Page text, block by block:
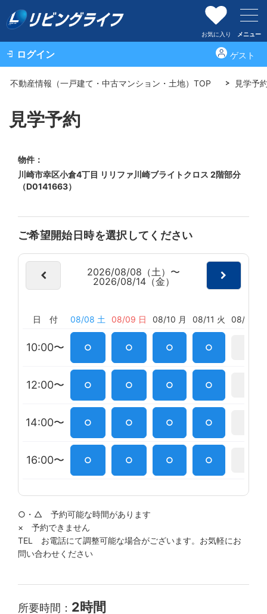
お気に入り メニュー
ログイン ゲスト
不動産情報（一戸建て・中古マンション・土地）TOP 見学予
見学予約
物件：
川崎市幸区小倉4丁目 リリファ川崎ブライトクロス 2階部分
（D0141663）
ご希望開始日時を選択してください
2026/08/08（土）〜
2026/08/14（金）
日 付 08/08 土 08/09 日 08/10 月 08/11 火 08/12 水
10:00〜 ○ ○ ○ ○
12:00〜 ○ ○ ○ ○
14:00〜 ○ ○ ○ ○
16:00〜 ○ ○ ○ ○
○・△ 予約可能な時間があります
× 予約できません
TEL お電話にて調整可能な場合がございます。お気軽にお
問い合わせください
所要時間： 2時間